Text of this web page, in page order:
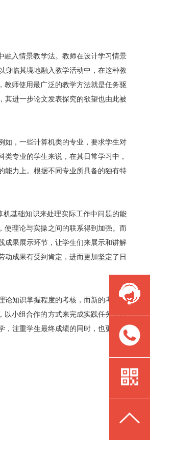
融入情景教学法。教师在设计学习情景
身临其境地融入教学活动中，在这种教
教师使用最广泛的教学方法就是任务驱
其进一步论文发表探究的欲望也由此被
如，一些计算机类的专业，要求学生对
专业的学生来说，在其日常学习中，
能力上。根据不同专业所具备的独有特
基础知识来处理实际工作中问题的能
使理论与实操之间的联系得到加强。而
成果展示环节，让学生们来展示和讲解
动成果有受到肯定，进而更加坚定了日
知识掌握程度的考核，而新的考核方
以小组合作的方式来完成实践任务，再
，注重学生最终成绩的同时，也更加看